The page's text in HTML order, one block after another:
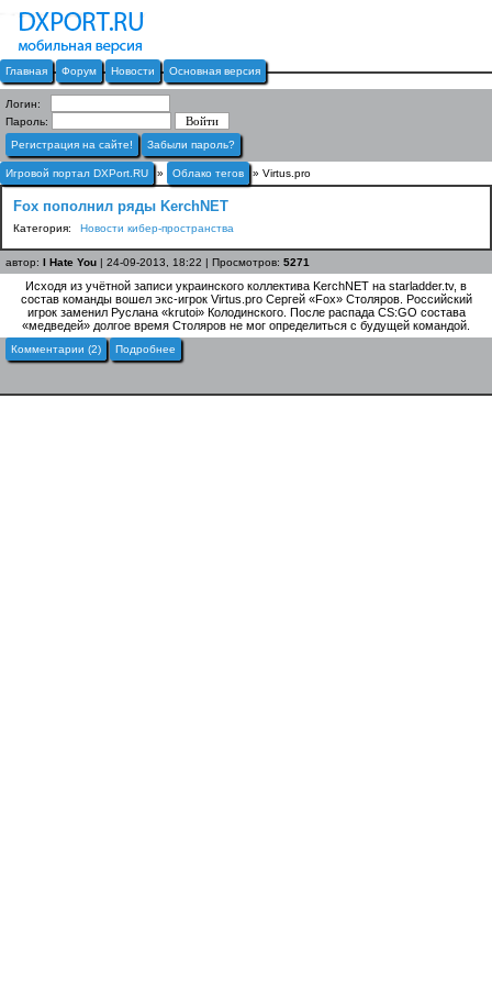
Главная Форум Новости Основная версия
Логин:
Пароль:
Регистрация на сайте!
Забыли пароль?
Игровой портал DXPort.RU » Облако тегов » Virtus.pro
Fox пополнил ряды KerchNET
Категория: Новости кибер-пространства
автор: I Hate You | 24-09-2013, 18:22 | Просмотров: 5271
Исходя из учётной записи украинского коллектива KerchNET на starladder.tv, в
состав команды вошел экс-игрок Virtus.pro Сергей «Fox» Столяров. Российский
игрок заменил Руслана «krutoi» Колодинского. После распада CS:GO состава
«медведей» долгое время Столяров не мог определиться с будущей командой.
Комментарии (2) Подробнее